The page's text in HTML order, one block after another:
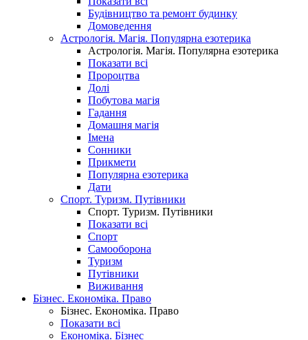
Будівництво та ремонт будинку
Домоведення
Астрологія. Магія. Популярна езотерика
Астрологія. Магія. Популярна езотерика
Показати всі
Пророцтва
Долі
Побутова магія
Гадання
Домашня магія
Імена
Сонники
Прикмети
Популярна езотерика
Дати
Спорт. Туризм. Путівники
Спорт. Туризм. Путівники
Показати всі
Спорт
Самооборона
Туризм
Путівники
Виживання
Бізнес. Економіка. Право
Бізнес. Економіка. Право
Показати всі
Економіка. Бізнес